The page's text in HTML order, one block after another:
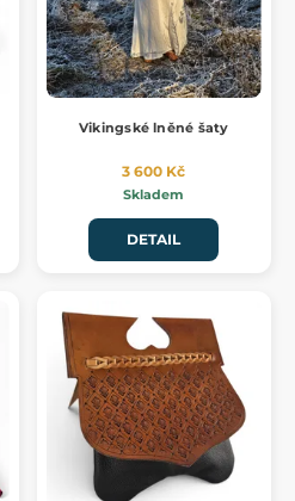
Vikingské lněné šaty
3 600 Kč
Skladem
DETAIL